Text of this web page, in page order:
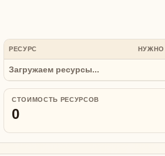
РЕСУРС НУЖНО
Загружаем ресурсы...
СТОИМОСТЬ РЕСУРСОВ
0